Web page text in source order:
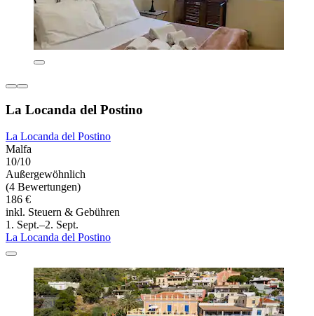
La Locanda del Postino
La Locanda del Postino
Malfa
10/10
Außergewöhnlich
(4 Bewertungen)
186 €
inkl. Steuern & Gebühren
1. Sept.–2. Sept.
La Locanda del Postino